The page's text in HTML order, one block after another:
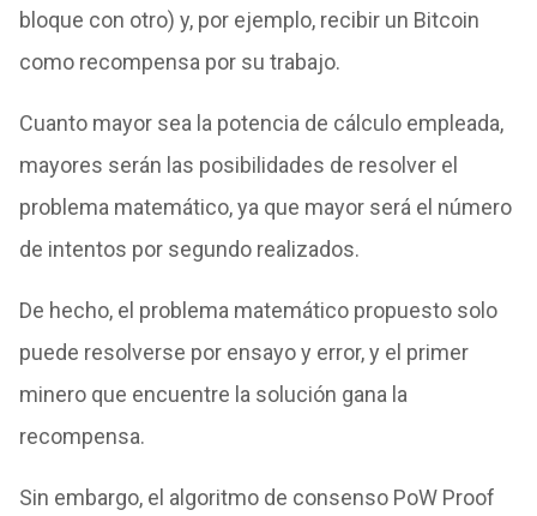
bloque con otro) y, por ejemplo, recibir un Bitcoin
como recompensa por su trabajo.
Cuanto mayor sea la potencia de cálculo empleada,
mayores serán las posibilidades de resolver el
problema matemático, ya que mayor será el número
de intentos por segundo realizados.
De hecho, el problema matemático propuesto solo
puede resolverse por ensayo y error, y el primer
minero que encuentre la solución gana la
recompensa.
Sin embargo, el algoritmo de consenso PoW Proof